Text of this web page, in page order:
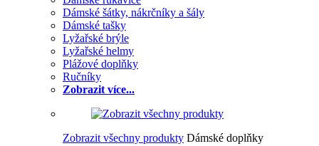
Dámské šátky, nákrčníky a šály
Dámské tašky
Lyžařské brýle
Lyžařské helmy
Plážové doplňky
Ručníky
Zobrazit více...
Zobrazit všechny produkty Dámské doplňky